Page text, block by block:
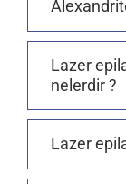
Lazer
nelerdir ?
Lazer